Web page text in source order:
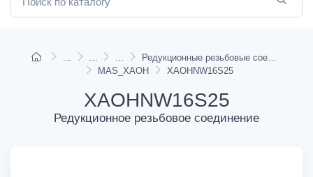
Редукционные резьбовые соединения
MAS_XAOH
XAOHNW16S25
XAOHNW16S25
Редукционное резьбовое соединение